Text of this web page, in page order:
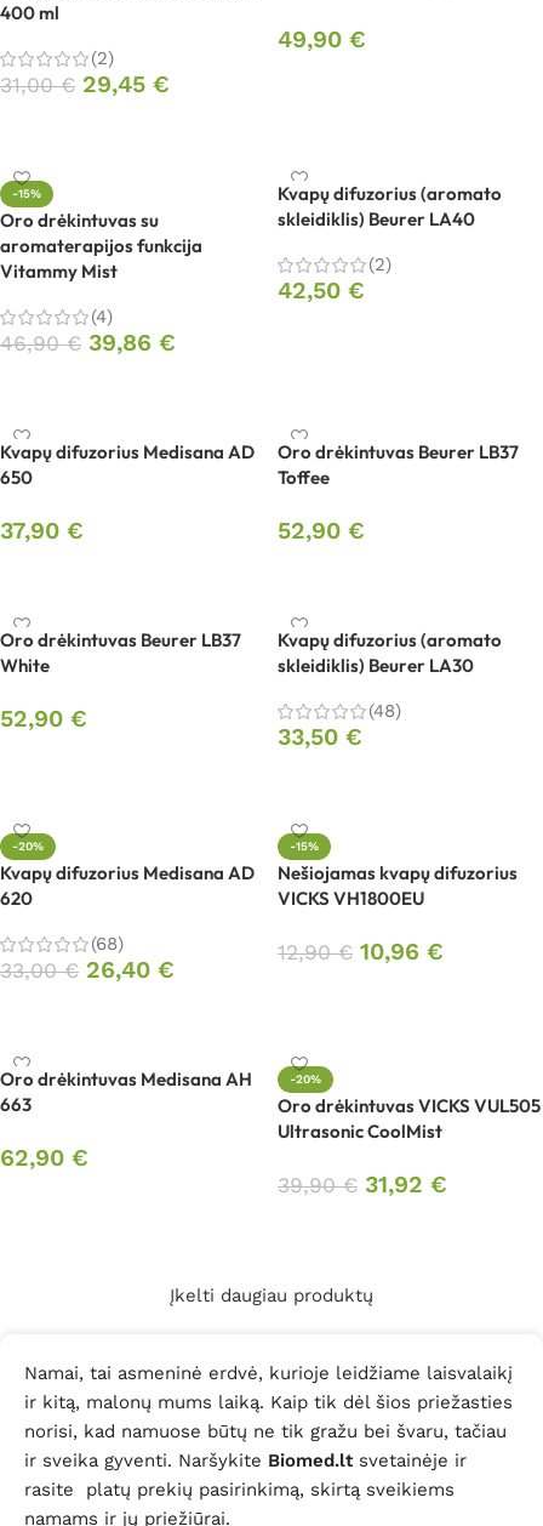
400 ml
(2)
31,00€ 29,45 €
49,90 €
-15%
Oro drėkintuvas su
aromaterapijos funkcija
Vitammy Mist
(4)
46,90€ 39,86 €
Kvapų difuzorius (aromato
skleidiklis) Beurer LA40
(2)
42,50 €
Kvapų difuzorius Medisana AD
650
37,90 €
Oro drėkintuvas Beurer LB37
Toffee
52,90 €
Oro drėkintuvas Beurer LB37
White
52,90 €
Kvapų difuzorius (aromato
skleidiklis) Beurer LA30
(48)
33,50 €
-20%
Kvapų difuzorius Medisana AD
620
(68)
33,00€ 26,40 €
-15%
Nešiojamas kvapų difuzorius
VICKS VH1800EU
12,90€ 10,96 €
Oro drėkintuvas Medisana AH
663
62,90 €
-20%
Oro drėkintuvas VICKS VUL505
Ultrasonic CoolMist
39,90€ 31,92 €
Įkelti daugiau produktų
Namai, tai asmeninė erdvė, kurioje leidžiame laisvalaikį
ir kitą, malonų mums laiką. Kaip tik dėl šios priežasties
norisi, kad namuose būtų ne tik gražu bei švaru, tačiau
ir sveika gyventi. Naršykite Biomed.ltsvetainėje ir
rasite platų prekių pasirinkimą, skirtą sveikiems
namams ir jų priežiūrai.